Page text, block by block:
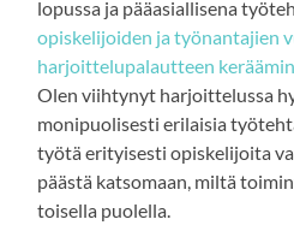
lopussa ja pääasiallisena
opiskelijoiden ja työnantajien
harjoittelupalautteen
Olen viihtynyt harjoittelussa
monipuolisesti erilaisia
työtä erityisesti opiskelijoita
päästä katsomaan, miltä
toisella puolella.